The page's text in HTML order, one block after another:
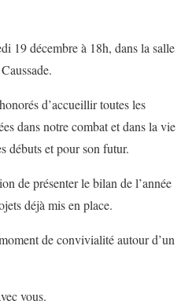
19 décembre à 18h, dans la salle
d’accueillir toutes les
dans notre combat et dans la vie
débuts et pour son futur.
de présenter le bilan de l’année
déjà mis en place.
de convivialité autour d’un
vous.